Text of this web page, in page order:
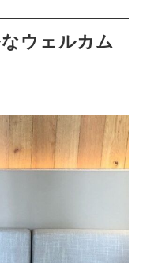
ウェルカム